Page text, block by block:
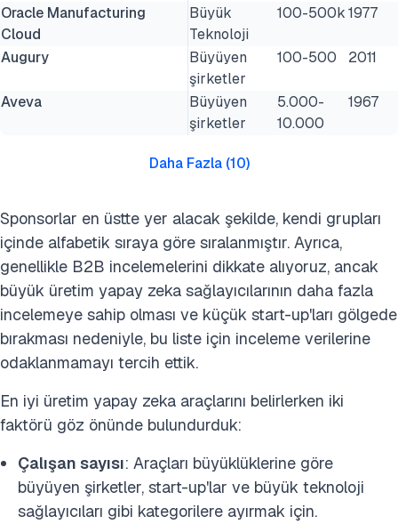
Oracle Manufacturing
Cloud
Büyük
Teknoloji
100-500k1977
Augury
Büyüyen
şirketler
100-500 2011
Aveva
Büyüyen
şirketler
5.000-
10.000
1967
Daha Fazla(10)
Sponsorlar en üstte yer alacak şekilde, kendi grupları
içinde alfabetik sıraya göre sıralanmıştır. Ayrıca,
genellikle B2B incelemelerini dikkate alıyoruz, ancak
büyük üretim yapay zeka sağlayıcılarının daha fazla
incelemeye sahip olması ve küçük start-up'ları gölgede
bırakması nedeniyle, bu liste için inceleme verilerine
odaklanmamayı tercih ettik.
En iyi üretim yapay zeka araçlarını belirlerken iki
faktörü göz önünde bulundurduk:
Çalışan sayısı: Araçları büyüklüklerine göre
büyüyen şirketler, start-up'lar ve büyük teknoloji
sağlayıcıları gibi kategorilere ayırmak için.